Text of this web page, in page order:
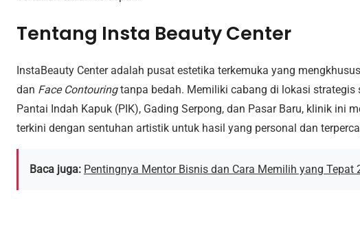
Tentang Insta Beauty Center
InstaBeauty Center adalah pusat estetika terkemuka yang
dan Face Contouringtanpa bedah. Memiliki cabang di lokasi strategis
Pantai Indah Kapuk (PIK), Gading Serpong, dan Pasar Baru, klinik ini
terkini dengan sentuhan artistik untuk hasil yang personal dan
Baca juga: Pentingnya Mentor Bisnis dan Cara Memilih yang Tepat